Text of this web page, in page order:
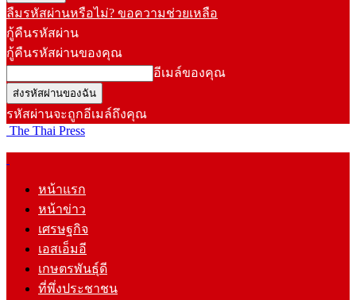
ลืมรหัสผ่านหรือไม่? ขอความช่วยเหลือ
กู้คืนรหัสผ่าน
กู้คืนรหัสผ่านของคุณ
อีเมล์ของคุณ
รหัสผ่านจะถูกอีเมล์ถึงคุณ
The Thai Press
หน้าแรก
หน้าข่าว
เศรษฐกิจ
เอสเอ็มอี
เกษตรพันธุ์ดี
ที่พึ่งประชาชน